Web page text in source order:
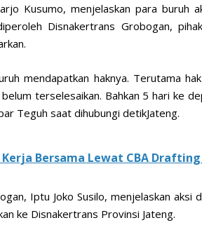
Kusumo, menjelaskan para buruh
Disnakertrans Grobogan,
mendapatkan haknya. Terutama
terselesaikan. Bahkan 5 hari ke
Teguh saat dihubungi detikJateng.
Bersama Lewat CBA Drafting
Iptu Joko Susilo, menjelaskan aksi
ke Disnakertrans Provinsi Jateng.